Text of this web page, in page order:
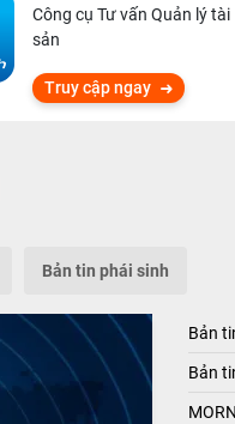
Công cụ Tư vấn Quản lý tài
sản
Truy cập ngay
Bản tin phái sinh
Bản
Bản